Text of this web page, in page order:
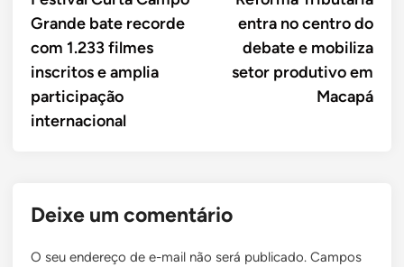
de
Post
Grande bate recorde
com 1.233 filmes
inscritos e amplia
participação
internacional
entra no centro do
debate e mobiliza
setor produtivo em
Macapá
Deixe um comentário
O seu endereço de e-mail não será publicado. Campos